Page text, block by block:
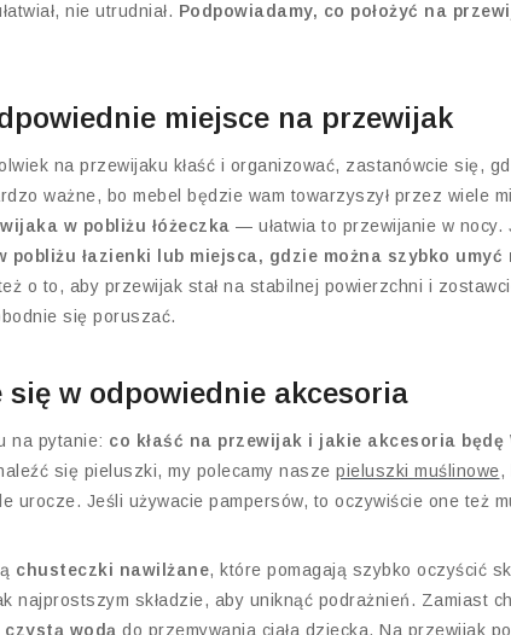
nie utrudniał. Podpowiadamy, co położyć na
miejsce na przewijak
na przewijaku kłaść i organizować, zastanówcie się,
ważne, bo mebel będzie wam towarzyszył przez wiele
w pobliżu łóżeczka — ułatwia to przewijanie w nocy.
pobliżu łazienki lub miejsca, gdzie można szybko umyć
o to, aby przewijak stał na stabilnej powierzchni i
się poruszać.
się w odpowiednie akcesoria
na pytanie: co kłaść na przewijak i jakie akcesoria będę
się pieluszki, my polecamy nasze pieluszki muślinowe,
urocze. Jeśli używacie pampersów, to oczywiście one też
chusteczki nawilżane, które pomagają szybko oczyścić
najprostszym składzie, aby uniknąć podrażnień. Zamiast
wodą do przemywania ciała dziecka. Na przewijak